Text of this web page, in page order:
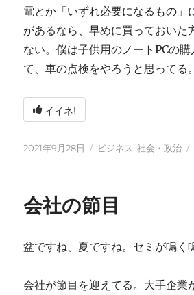
電とか「いずれ必要になるもの」
があるなら、早めに買っておいた
ない。僕は子供用のノートPCの
て、車の点検をやろうと思ってる。
イイネ!
投
2021年9月28日
カ
ー
ビジネス,社会・政治
会社の節目
盆ですね、夏ですね。セミが鳴く
会社が節目を迎えてる。大手企業